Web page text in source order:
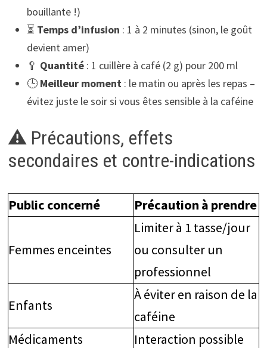
bouillante !)
⏳ Temps d’infusion : 1 à 2 minutes (sinon, le goût
devient amer)
🥄 Quantité: 1 cuillère à café (2 g) pour 200 ml
🕒Meilleur moment: le matin ou après les repas –
évitez juste le soir si vous êtes sensible à la caféine
⚠️ Précautions, effets
secondaires et contre-indications
Public concerné Précaution à prendre
Femmes enceintes
Limiter à 1 tasse/jour
ou consulter un
professionnel
Enfants
À éviter en raison de la
caféine
Médicaments
Interaction possible